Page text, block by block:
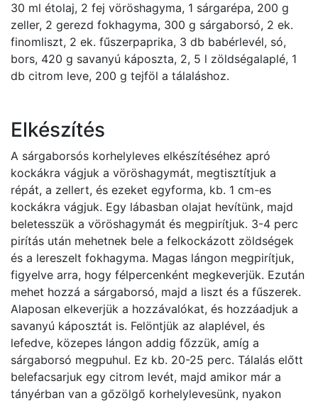
30 ml étolaj, 2 fej vöröshagyma, 1 sárgarépa, 200 g
zeller, 2 gerezd fokhagyma, 300 g sárgaborsó, 2 ek.
finomliszt, 2 ek. fűszerpaprika, 3 db babérlevél, só,
bors, 420 g savanyú káposzta, 2, 5 l zöldségalaplé, 1
db citrom leve, 200 g tejföl a tálaláshoz.
Elkészítés
A sárgaborsós korhelyleves elkészítéséhez apró
kockákra vágjuk a vöröshagymát, megtisztítjuk a
répát, a zellert, és ezeket egyforma, kb. 1 cm-es
kockákra vágjuk. Egy lábasban olajat hevítünk, majd
beletesszük a vöröshagymát és megpirítjuk. 3-4 perc
pirítás után mehetnek bele a felkockázott zöldségek
és a lereszelt fokhagyma. Magas lángon megpirítjuk,
figyelve arra, hogy félpercenként megkeverjük. Ezután
mehet hozzá a sárgaborsó, majd a liszt és a fűszerek.
Alaposan elkeverjük a hozzávalókat, és hozzáadjuk a
savanyú káposztát is. Felöntjük az alaplével, és
lefedve, közepes lángon addig főzzük, amíg a
sárgaborsó megpuhul. Ez kb. 20-25 perc. Tálalás előtt
belefacsarjuk egy citrom levét, majd amikor már a
tányérban van a gőzölgő korhelylevesünk, nyakon